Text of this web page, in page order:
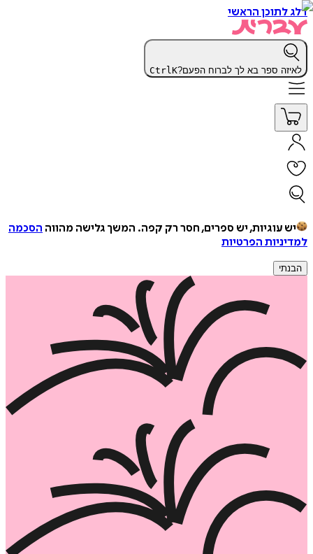
דלג לתוכן הראשי
לאיזה ספר בא לך לברוח הפעם? CtrlK
יש עוגיות, יש ספרים, חסר רק קפה. המשך גלישה מהווה הסכמה
למדיניות הפרטיות
הבנתי